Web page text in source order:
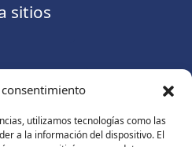
utilizamos tecnologías como las
a la información del dispositivo. El
sitios